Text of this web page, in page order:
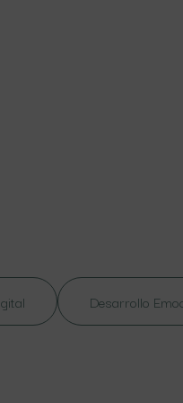
Desarrollo